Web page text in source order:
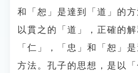
和「恕」是達到「道」的
以貫之的「道」，正確的
「仁」，「忠」和「恕」
方法。孔子的思想，是以「